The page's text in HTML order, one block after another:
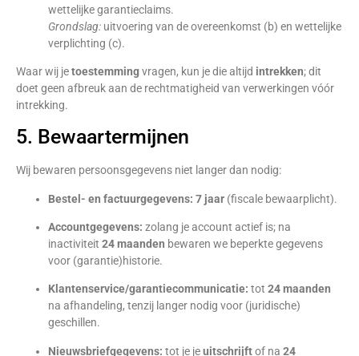
wettelijke garantieclaims.
Grondslag: uitvoering van de overeenkomst (b) en wettelijke
verplichting (c).
Waar wij jetoestemmingvragen, kun je die altijd intrekken; dit
doet geen afbreuk aan de rechtmatigheid van verwerkingen vóór
intrekking.
5. Bewaartermijnen
Wij bewaren persoonsgegevens niet langer dan nodig:
Bestel- en factuurgegevens: 7 jaar (fiscale bewaarplicht).
Accountgegevens: zolang je account actief is; na
inactiviteit 24 maanden bewaren we beperkte gegevens
voor (garantie)historie.
Klantenservice/garantiecommunicatie: tot 24 maanden
na afhandeling, tenzij langer nodig voor (juridische)
geschillen.
Nieuwsbriefgegevens: tot je jeuitschrijftof na 24